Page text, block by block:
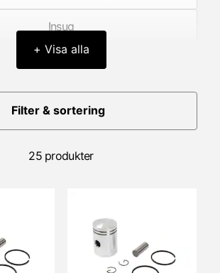
Insug
Kolv
Koppling
Litteratur
Packningar & Packboxar
+ Visa alla
Filter & sortering
25 produkter